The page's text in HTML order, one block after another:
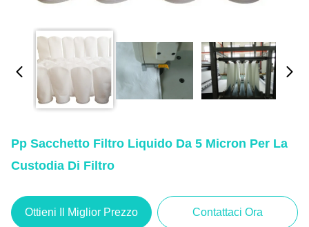
Pp Sacchetto Filtro Liquido Da 5 Micron Per La
Custodia Di Filtro
Ottieni Il Miglior Prezzo Contattaci Ora